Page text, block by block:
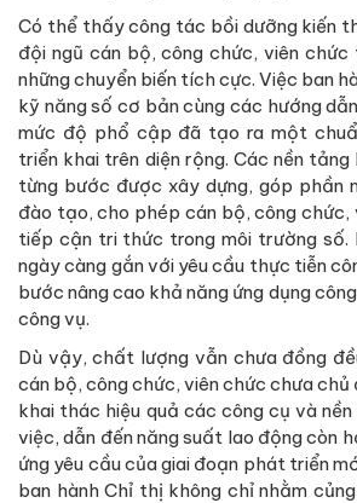
Có thể thấy công tác bồi dưỡng kiến
đội ngũ cán bộ, công chức, viên chức
những chuyển biến tích cực. Việc ban
kỹ năng số cơ bản cùng các hướng
mức độ phổ cập đã tạo ra một
triển khai trên diện rộng. Các nền
từng bước được xây dựng, góp phần
đào tạo, cho phép cán bộ, công chức,
tiếp cận tri thức trong môi trường số.
ngày càng gắn với yêu cầu thực tiễn
bước nâng cao khả năng ứng dụng
công vụ.
Dù vậy, chất lượng vẫn chưa đồng
cán bộ, công chức, viên chức chưa
khai thác hiệu quả các công cụ và
việc, dẫn đến năng suất lao động còn
ứng yêu cầu của giai đoạn phát triển
ban hành Chỉ thị không chỉ nhằm